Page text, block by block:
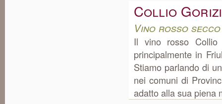
Collio
Vino rosso
Il vino rosso Collio
principalmente in
Stiamo parlando di
nei comuni di
adatto alla sua piena